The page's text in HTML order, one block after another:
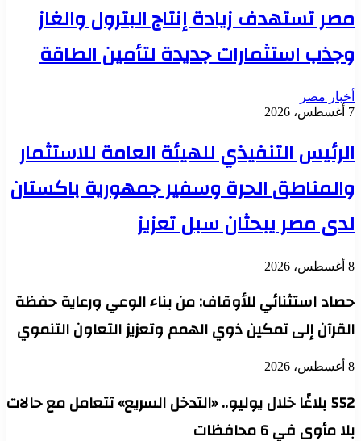
مصر تستهدف زيادة إنتاج البترول والغاز
وجذب استثمارات جديدة لتأمين الطاقة
أخبار مصر
7 أغسطس، 2026
الرئيس التنفيذي للهيئة العامة للاستثمار
والمناطق الحرة وسفير جمهورية باكستان
لدى مصر يبحثان سبل تعزيز
8 أغسطس، 2026
حصاد استثنائي للأوقاف: من بناء الوعي ورعاية حفظة
القرآن إلى تمكين ذوي الهمم وتعزيز التعاون التنموي
8 أغسطس، 2026
552 بلاغًا خلال يوليو.. «التدخل السريع» تتعامل مع حالات
بلا مأوى في 6 محافظات